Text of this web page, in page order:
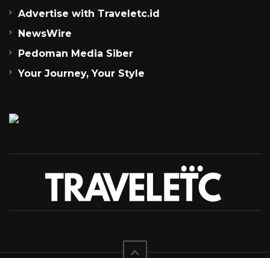
Advertise with Traveletc.id
NewsWire
Pedoman Media Siber
Your Journey, Your Style